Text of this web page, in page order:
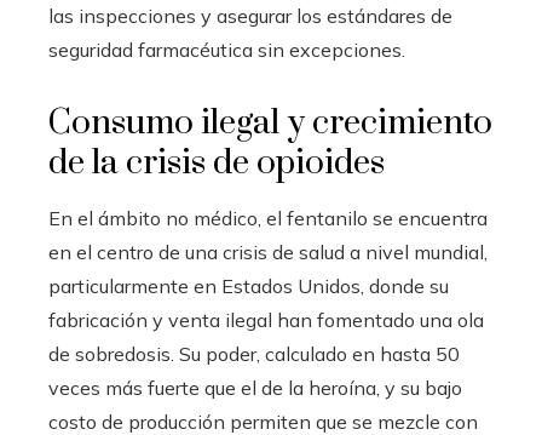
las inspecciones y asegurar los estándares de
seguridad farmacéutica sin excepciones.
Consumo ilegal y crecimiento
de la crisis de opioides
En el ámbito no médico, el fentanilo se encuentra
en el centro de una crisis de salud a nivel mundial,
particularmente en Estados Unidos, donde su
fabricación y venta ilegal han fomentado una ola
de sobredosis. Su poder, calculado en hasta 50
veces más fuerte que el de la heroína, y su bajo
costo de producción permiten que se mezcle con